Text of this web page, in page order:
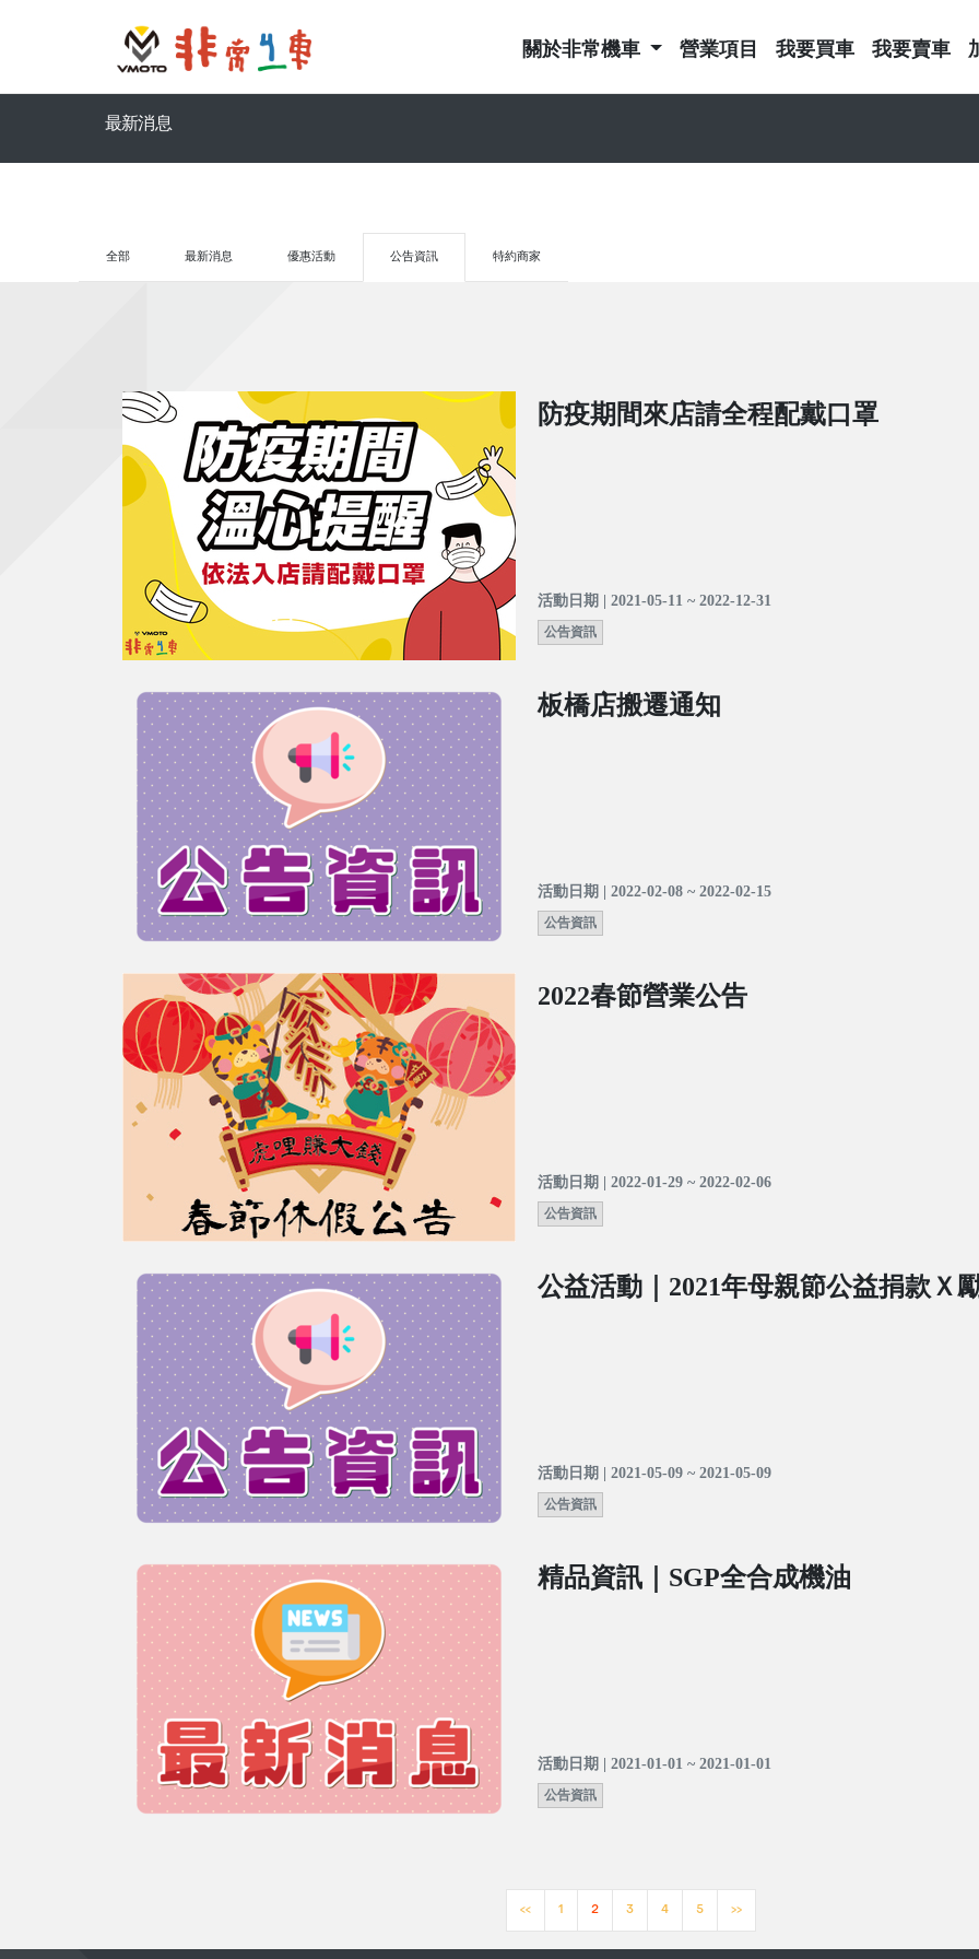
關於非常機車 營業項目 我要買車 我要賣車
最新消息
全部 最新消息 優惠活動 公告資訊 特約商家
防疫期間來店請全程配戴口罩
活動日期 | 2021-05-11 ~ 2022-12-31
公告資訊
板橋店搬遷通知
活動日期 | 2022-02-08 ~ 2022-02-15
公告資訊
2022春節營業公告
活動日期 | 2022-01-29 ~ 2022-02-06
公告資訊
公益活動｜2021年母親節公益捐款Ｘ
活動日期 | 2021-05-09 ~ 2021-05-09
公告資訊
精品資訊｜SGP全合成機油
活動日期 | 2021-01-01 ~ 2021-01-01
公告資訊
<< 1 2 3 4 5 >>